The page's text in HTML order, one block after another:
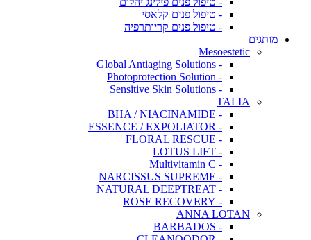
- טיפול פנים קלאסי
- טיפול פנים קריותרפיה
מותגים
Mesoestetic
- Global Antiaging Solutions
- Photoprotection Solution
- Sensitive Skin Solutions
TALIA
- BHA / NIACINAMIDE
- ESSENCE / EXPOLIATOR
- FLORAL RESCUE
- LOTUS LIFT
- Multivitamin C
- NARCISSUS SUPREME
- NATURAL DEEPTREAT
- ROSE RECOVERY
ANNA LOTAN
- BARBADOS